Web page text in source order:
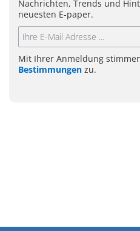
Nachrichten, Trends und
neuesten E-paper.
Mit Ihrer Anmeldung
Bestimmungen zu.